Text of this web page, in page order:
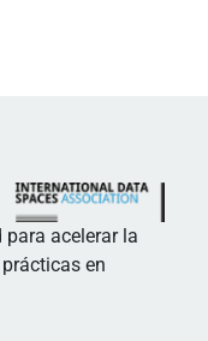
acelerar la
en